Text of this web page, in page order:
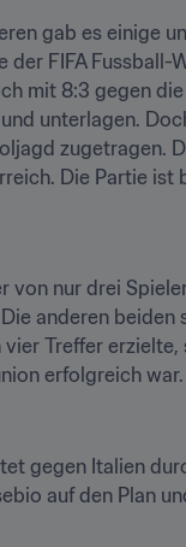
gab es einige
mit 8:3 gegen
unterlagen.
zugetragen.
Die Partie
von nur drei
anderen
Treffer
erfolgreich war.
gegen Italien
auf den Plan